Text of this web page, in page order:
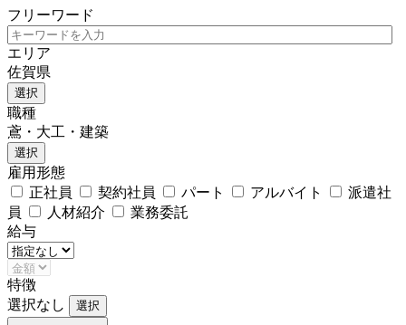
フリーワード
エリア
佐賀県
選択
職種
鳶・大工・建築
選択
雇用形態
正社員
契約社員 パート アルバイト
派遣社
員
人材紹介
業務委託
給与
特徴
選択なし
選択